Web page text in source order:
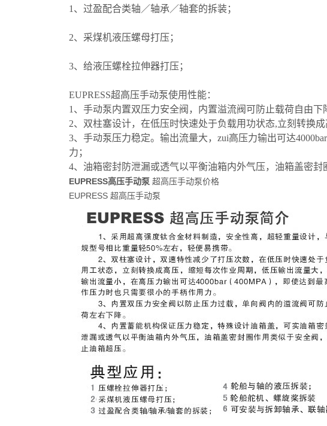
1、过盈配合类轴／轴承／轴套的拆装；
2、采煤机液压螺母打压；
3、给液压螺栓拉伸器打压；
EUPRESS超高压手动泵使用性能：
1、手动泵内置双压力安全阀，内置溢流阀可防止载荷自由下
2、双柱塞设计，在低压时快速处于负载用功状态,立刻转换
3、手动泵压力稳定。输出流量大，zui高压力输出可达
力；
4、油箱密封防泄漏或透气以平衡油箱内外气压，油箱盖密
EUPRESS高压手动泵 超高压手动泵价格
EUPRESS 超高压手动泵